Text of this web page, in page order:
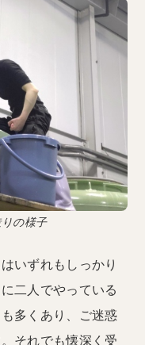
の様子
いずれもしっかり
二人でやっている
多くあり、ご迷惑
それでも懐深く受